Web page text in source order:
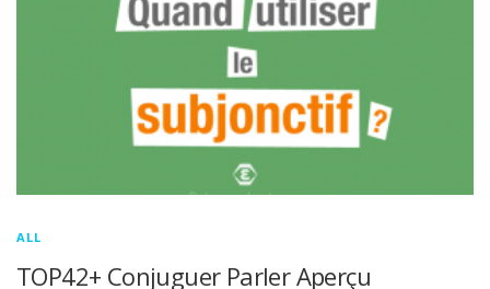
ALL
TOP42+ Conjuguer Parler Aperçu